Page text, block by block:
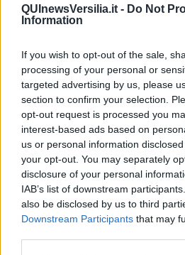
QUInewsVersilia.it - Do Not
Information
If you wish to opt-out of the sale,
processing of your personal or
targeted advertising by us, please
section to confirm your selection.
opt-out request is processed you
interest-based ads based on
us or personal information
your opt-out. You may separately
disclosure of your personal
IAB’s list of downstream
also be disclosed by us to third
Downstream Participants that may
​Il Giro
Insopportabile
Luana
​Ci vuole Fedez
​Cronaca di un vaccino annunciato
​Liberazione
Esternazioni
Vaxzevria
Nazionali
​Ricorrenze e celebrazioni
Marte
​Crapa pelada
​I soliti noti
Arie
​Vaccine Easing